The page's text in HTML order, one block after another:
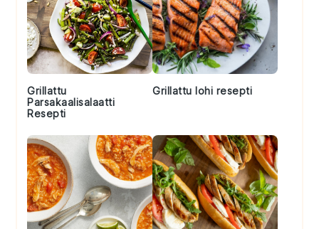
Grillattu
Parsakaalisalaatti
Resepti
Grillattu lohi resepti